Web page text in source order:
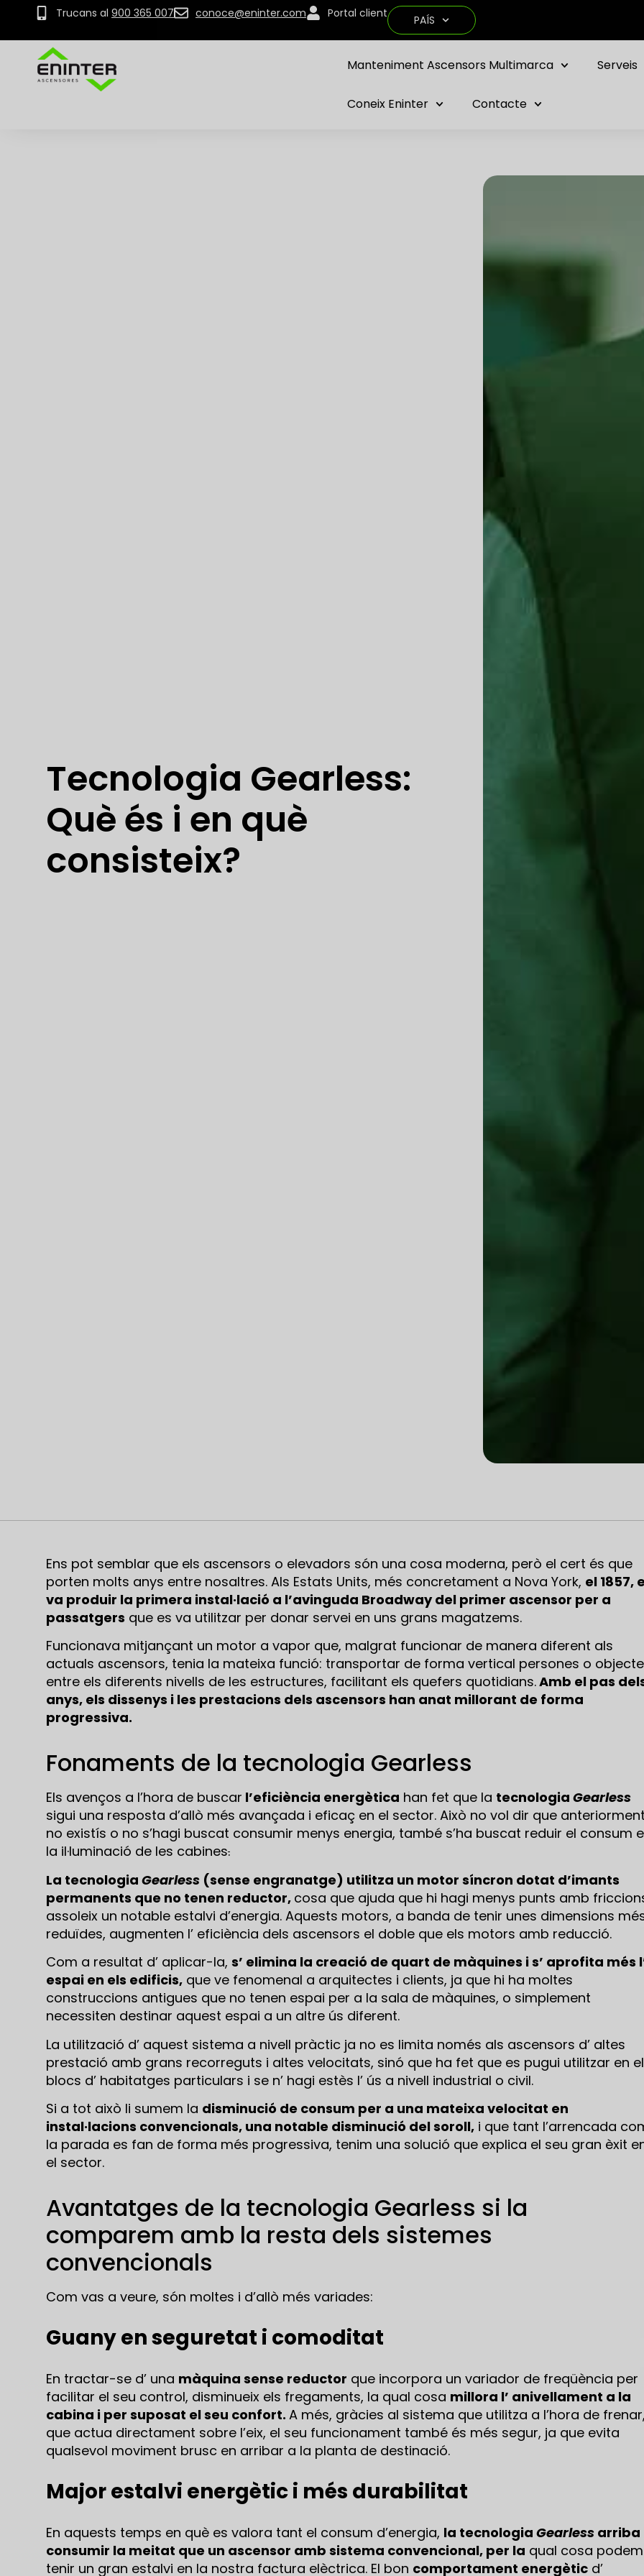
Trucans al 900 365 007 conoce@eninter.com Portal client PAÍS
Manteniment Ascensors Multimarca Serveis
Coneix Eninter Contacte
Tecnologia Gearless:
Què és i en què
consisteix?
Ens pot semblar que els ascensors o elevadors són una cosa moderna, però el cert és que
porten molts anys entre nosaltres. Als Estats Units, més concretament a Nova York, el 1857,
va produir la primera instal·lació a l’avinguda Broadway del primer ascensor per a
passatgers que es va utilitzar per donar servei en uns grans magatzems.
Funcionava mitjançant un motor a vapor que, malgrat funcionar de manera diferent als
actuals ascensors, tenia la mateixa funció: transportar de forma vertical persones o
entre els diferents nivells de les estructures, facilitant els quefers quotidians.Amb el pas
anys, els dissenys i les prestacions dels ascensors han anat millorant de forma
progressiva.
Fonaments de la tecnologia Gearless
Els avenços a l’hora de buscar l’eficiència energètica han fet que la tecnologia Gearless
sigui una resposta d’allò més avançada i eficaç en el sector. Això no vol dir que
no existís o no s’hagi buscat consumir menys energia, també s’ha buscat reduir el consum
la il·luminació de les cabines.
La tecnologia Gearless (sense engranatge) utilitza un motor síncron dotat d’imants
permanents que no tenen reductor, cosa que ajuda que hi hagi menys punts amb
assoleix un notable estalvi d’energia. Aquests motors, a banda de tenir unes dimensions
reduïdes, augmenten l’ eficiència dels ascensors el doble que els motors amb reducció.
Com a resultat d’ aplicar-la, s’ elimina la creació de quart de màquines i s’ aprofita més
espai en els edificis, que ve fenomenal a arquitectes i clients, ja que hi ha moltes
construccions antigues que no tenen espai per a la sala de màquines, o simplement
necessiten destinar aquest espai a un altre ús diferent.
La utilització d’ aquest sistema a nivell pràctic ja no es limita només als ascensors d’ altes
prestació amb grans recorreguts i altes velocitats, sinó que ha fet que es pugui utilitzar en
blocs d’ habitatges particulars i se n’ hagi estès l’ ús a nivell industrial o civil.
Si a tot això li sumem la disminució de consum per a una mateixa velocitat en
instal·lacions convencionals, una notable disminució del soroll, i que tant l’arrencada
la parada es fan de forma més progressiva, tenim una solució que explica el seu gran èxit
el sector.
Avantatges de la tecnologia Gearless si la
comparem amb la resta dels sistemes
convencionals
Com vas a veure, són moltes i d’allò més variades:
Guany en seguretat i comoditat
En tractar-se d’ una màquina sense reductor que incorpora un variador de freqüència per
facilitar el seu control, disminueix els fregaments, la qual cosa millora l’ anivellament a la
cabina i per suposat el seu confort. A més, gràcies al sistema que utilitza a l’hora de
que actua directament sobre l’eix, el seu funcionament també és més segur, ja que evita
qualsevol moviment brusc en arribar a la planta de destinació.
Major estalvi energètic i més durabilitat
En aquests temps en què es valora tant el consum d’energia, la tecnologia Gearless arriba
consumir la meitat que un ascensor amb sistema convencional, per la qual cosa podem
tenir un gran estalvi en la nostra factura elèctrica. El bon comportament energètic d’